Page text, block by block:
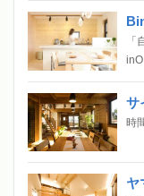
inO
サ
時
ヤ